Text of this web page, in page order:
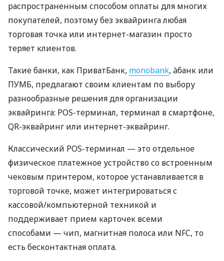
распространенным способом оплаты для многих
покупателей, поэтому без эквайринга любая
торговая точка или интернет-магазин просто
теряет клиентов.
Такие банки, как ПриватБанк, monobank, àбанк или
ПУМБ, предлагают своим клиентам по выбору
разнообразные решения для организации
эквайринга: POS-терминал, терминал в смартфоне,
QR-эквайринг или интернет-эквайринг.
Классический POS-терминал — это отдельное
физическое платежное устройство со встроенным
чековым принтером, которое устанавливается в
торговой точке, может интегрироваться с
кассовой/компьютерной техникой и
поддерживает прием карточек всеми
способами — чип, магнитная полоса или NFC, то
есть бесконтактная оплата.